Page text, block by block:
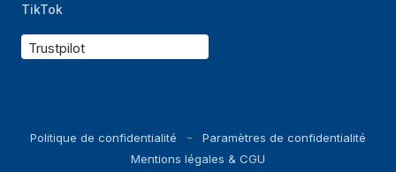
TikTok
Trustpilot
Politique de confidentialité
Paramètres de confidentialité
Mentions légales & CGU